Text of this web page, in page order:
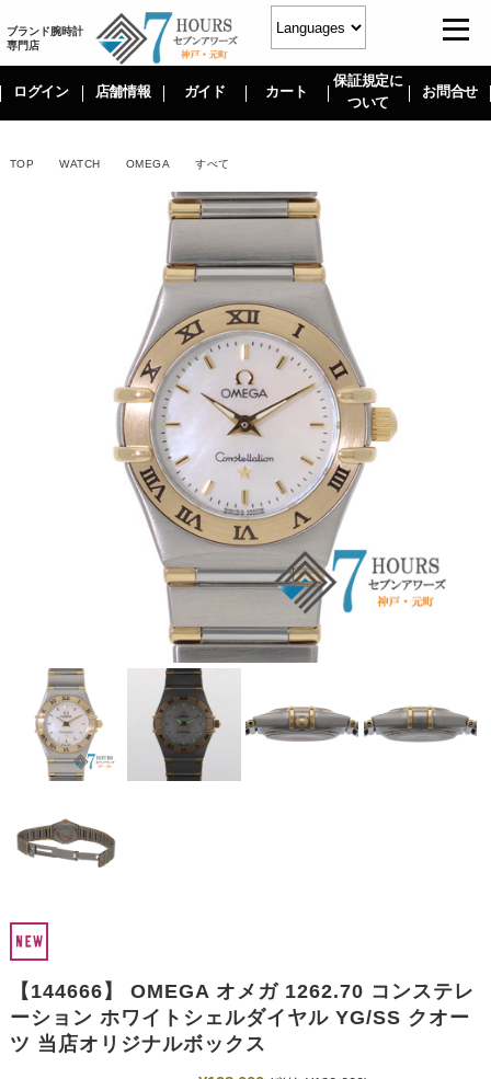
ブランド腕時計
専門店
ログイン 店舗情報 ガイド カート
保証規定に
ついて
お問合せ
TOP WATCH OMEGA すべて
【144666】 OMEGA オメガ 1262.70 コンステレ
ーション ホワイトシェルダイヤル YG/SS クオー
ツ 当店オリジナルボックス